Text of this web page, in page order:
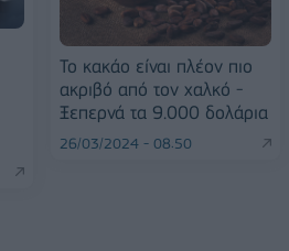
Το κακάο είναι πλέον πιο
ακριβό από τον χαλκό -
Ξεπερνά τα 9.000 δολάρια
26/03/2024 - 08:50